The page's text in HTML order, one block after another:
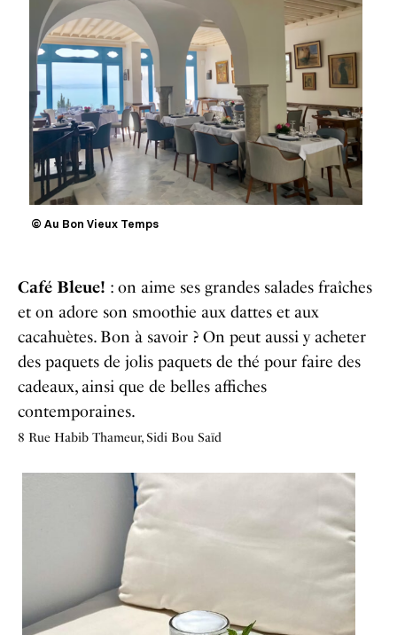
© Au Bon Vieux Temps
Café Bleue! : on aime ses grandes salades fraîches
et on adore son smoothie aux dattes et aux
cacahuètes. Bon à savoir ? On peut aussi y acheter
des paquets de jolis paquets de thé pour faire des
cadeaux, ainsi que de belles affiches
contemporaines.
8 Rue Habib Thameur, Sidi Bou Saïd